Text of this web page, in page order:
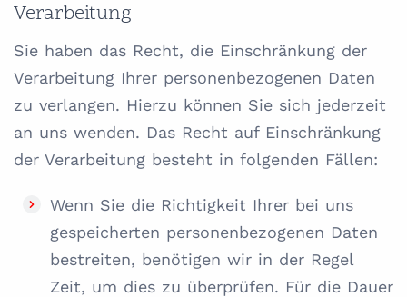
Verarbeitung
Sie haben das Recht, die Einschränkung der
Verarbeitung Ihrer personenbezogenen Daten
zu verlangen. Hierzu können Sie sich jederzeit
an uns wenden. Das Recht auf Einschränkung
der Verarbeitung besteht in folgenden Fällen:
Wenn Sie die Richtigkeit Ihrer bei uns
gespeicherten personenbezogenen Daten
bestreiten, benötigen wir in der Regel
Zeit, um dies zu überprüfen. Für die Dauer